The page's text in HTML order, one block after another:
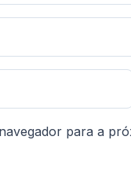
para a